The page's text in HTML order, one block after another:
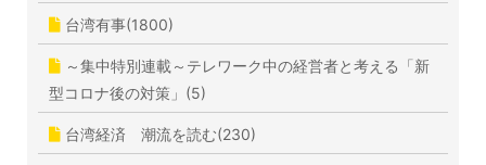
台湾有事(1800)
～集中特別連載～テレワーク中の経営者と考える「新
型コロナ後の対策」(5)
台湾経済 潮流を読む(230)